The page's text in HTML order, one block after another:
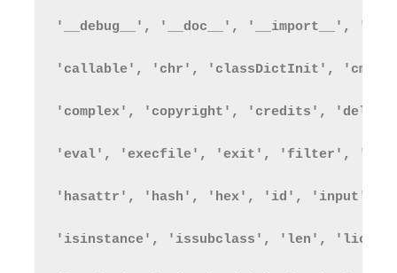
'__debug__', '__doc__', '__import__',
'callable', 'chr', 'classDictInit', 'cmp',
'complex', 'copyright', 'credits',
'eval', 'execfile', 'exit', 'filter',
'hasattr', 'hash', 'hex', 'id', 'input',
'isinstance', 'issubclass', 'len',